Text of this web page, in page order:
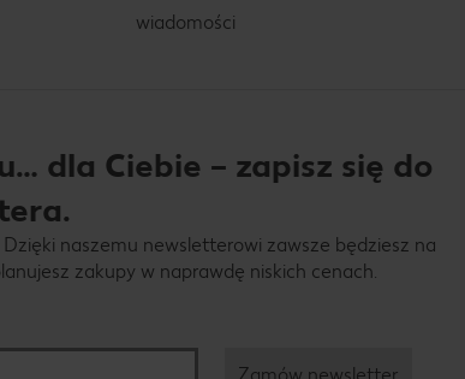
wiadomości
dla Ciebie – zapisz się do
Dzięki naszemu newsletterowi zawsze będziesz na
zakupy w naprawdę niskich cenach.